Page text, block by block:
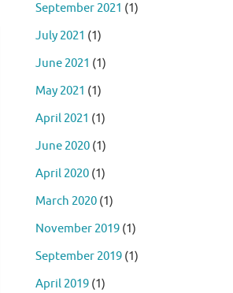
September 2021 (1)
July 2021 (1)
June 2021 (1)
May 2021 (1)
April 2021 (1)
June 2020 (1)
April 2020 (1)
March 2020 (1)
November 2019 (1)
September 2019 (1)
April 2019 (1)